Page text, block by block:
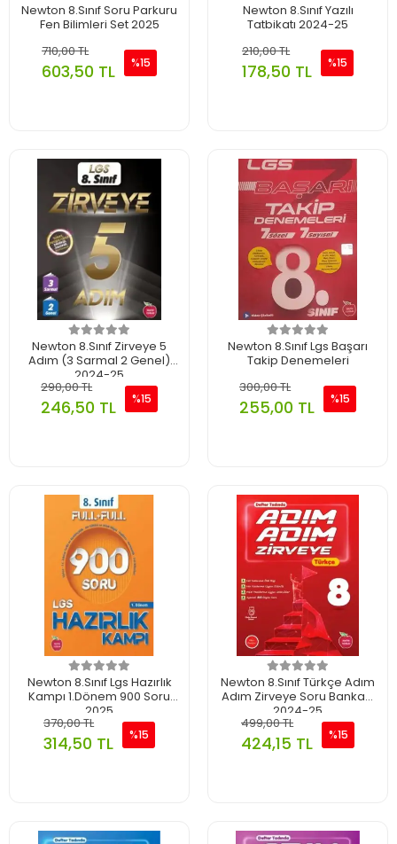
Newton 8.Sınıf Soru Parkuru
Fen Bilimleri Set 2025
710,00 TL
603,50 TL %15
Newton 8.Sınıf Yazılı
Tatbikatı 2024-25
210,00 TL
178,50 TL %15
Newton 8.Sınıf Zirveye 5
Adım (3 Sarmal 2 Genel)
2024-25
290,00 TL
246,50 TL %15
Newton 8.Sınıf Lgs Başarı
Takip Denemeleri
300,00 TL
255,00 TL %15
Newton 8.Sınıf Lgs Hazırlık
Kampı 1.Dönem 900 Soru
2025
370,00 TL
314,50 TL %15
Newton 8.Sınıf Türkçe Adım
Adım Zirveye Soru Bankası
2024-25
499,00 TL
424,15 TL %15